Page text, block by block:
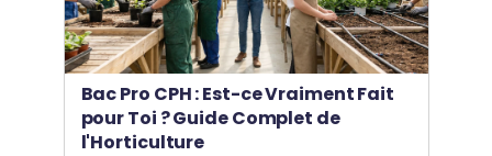
Bac Pro CPH : Est-ce Vraiment Fait
pour Toi ? Guide Complet de
l'Horticulture